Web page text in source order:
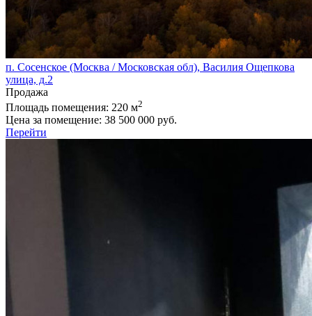
п. Сосенское (Москва / Московская обл), Василия Ощепкова
улица, д.2
Продажа
Площадь помещения: 220 м2
Цена за помещение: 38 500 000 руб.
Перейти